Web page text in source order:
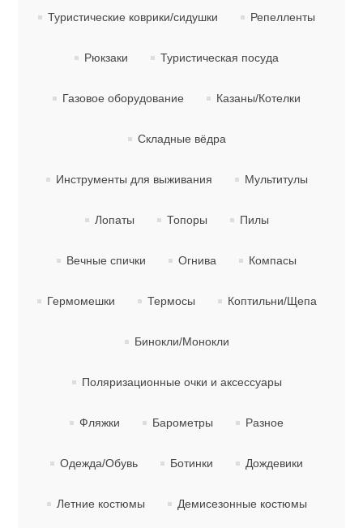
Фонари
Туристические коврики/сидушки Репелленты
Рюкзаки Туристическая посуда
Газовое оборудование Казаны/Котелки
Складные вёдра
Инструменты для выживания Мультитулы
Лопаты Топоры Пилы
Вечные спички Огнива Компасы
Гермомешки Термосы Коптильни/Щепа
Бинокли/Монокли
Поляризационные очки и аксессуары
Фляжки Барометры Разное
Одежда/Обувь Ботинки Дождевики
Летние костюмы Демисезонные костюмы